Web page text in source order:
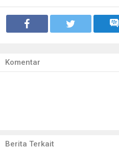
Komentar
Berita Terkait